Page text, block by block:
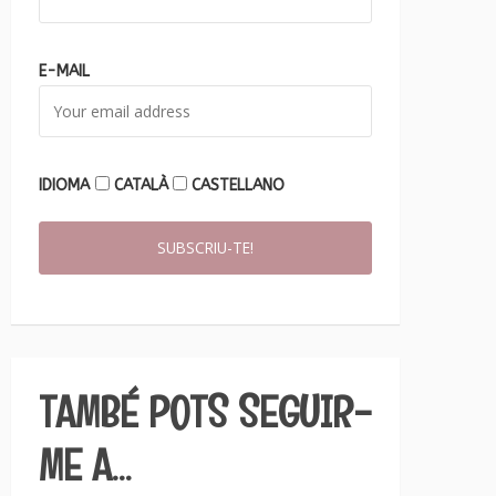
E-MAIL
IDIOMA CATALÀ CASTELLANO
TAMBÉ POTS SEGUIR-
ME A…